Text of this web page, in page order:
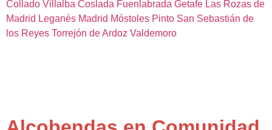
Collado Villalba Coslada Fuenlabrada Getafe Las Rozas de
Madrid Leganés Madrid Móstoles Pinto San Sebastián de
los Reyes Torrejón de Ardoz Valdemoro